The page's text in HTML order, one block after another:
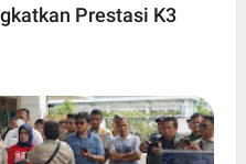
Prestasi K3